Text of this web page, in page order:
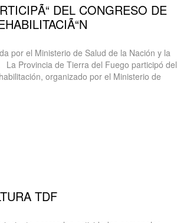
DEL CONGRESO DE
por el Ministerio de Salud de la Nación y la
Provincia de Tierra del Fuego participó del
organizado por el Ministerio de
TDF